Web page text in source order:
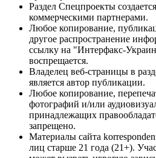
Раздел Спецпроекты
коммерческими партнерами.
Любое копирование,
другое распространение
ссылку на "Интерфакс-
воспрещается.
Владелец веб-страницы в
является автор публикации.
Любое копирование,
фотографий и/или
принадлежащих
запрещено.
Материалы сайта
лиц старше 21 года (21+).